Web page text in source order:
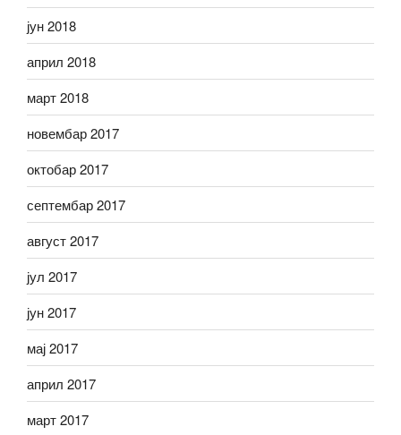
јун 2018
април 2018
март 2018
новембар 2017
октобар 2017
септембар 2017
август 2017
јул 2017
јун 2017
мај 2017
април 2017
март 2017